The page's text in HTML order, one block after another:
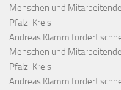
Menschen und
Pfalz-Kreis
Andreas Klamm fordert
Menschen und
Pfalz-Kreis
Andreas Klamm fordert